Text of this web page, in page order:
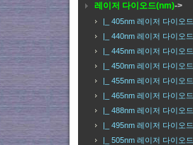
레이저 다이오드(nm)->
|_ 405nm 레이저 다이오드
|_ 440nm 레이저 다이오드
|_ 445nm 레이저 다이오드
|_ 450nm 레이저 다이오드
|_ 455nm 레이저 다이오드
|_ 465nm 레이저 다이오드
|_ 488nm 레이저 다이오드
|_ 495nm 레이저 다이오드
|_ 505nm 레이저 다이오드